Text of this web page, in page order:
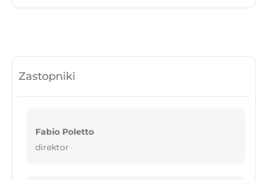
Zastopniki
Fabio Poletto
direktor